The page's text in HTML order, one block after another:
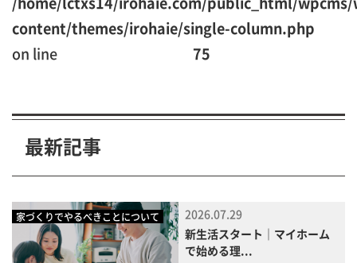
content/themes/irohaie/single-column.php
on line
75
最新記事
家づくりでやるべきことについて
2026.07.29
新生活スタート｜マイホーム
で始める理...